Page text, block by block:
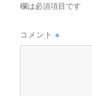
欄は必須項目です
コメント※